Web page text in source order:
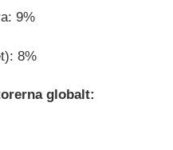
9%
8%
globalt: